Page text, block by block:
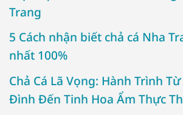
Trang
5 Cách nhận biết chả cá Nha
nhất 100%
Chả Cá Lã Vọng: Hành Trình
Đình Đến Tinh Hoa Ẩm Thực